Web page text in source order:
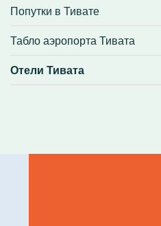
Попутки в Тивате
Табло аэропорта Тивата
Отели Тивата